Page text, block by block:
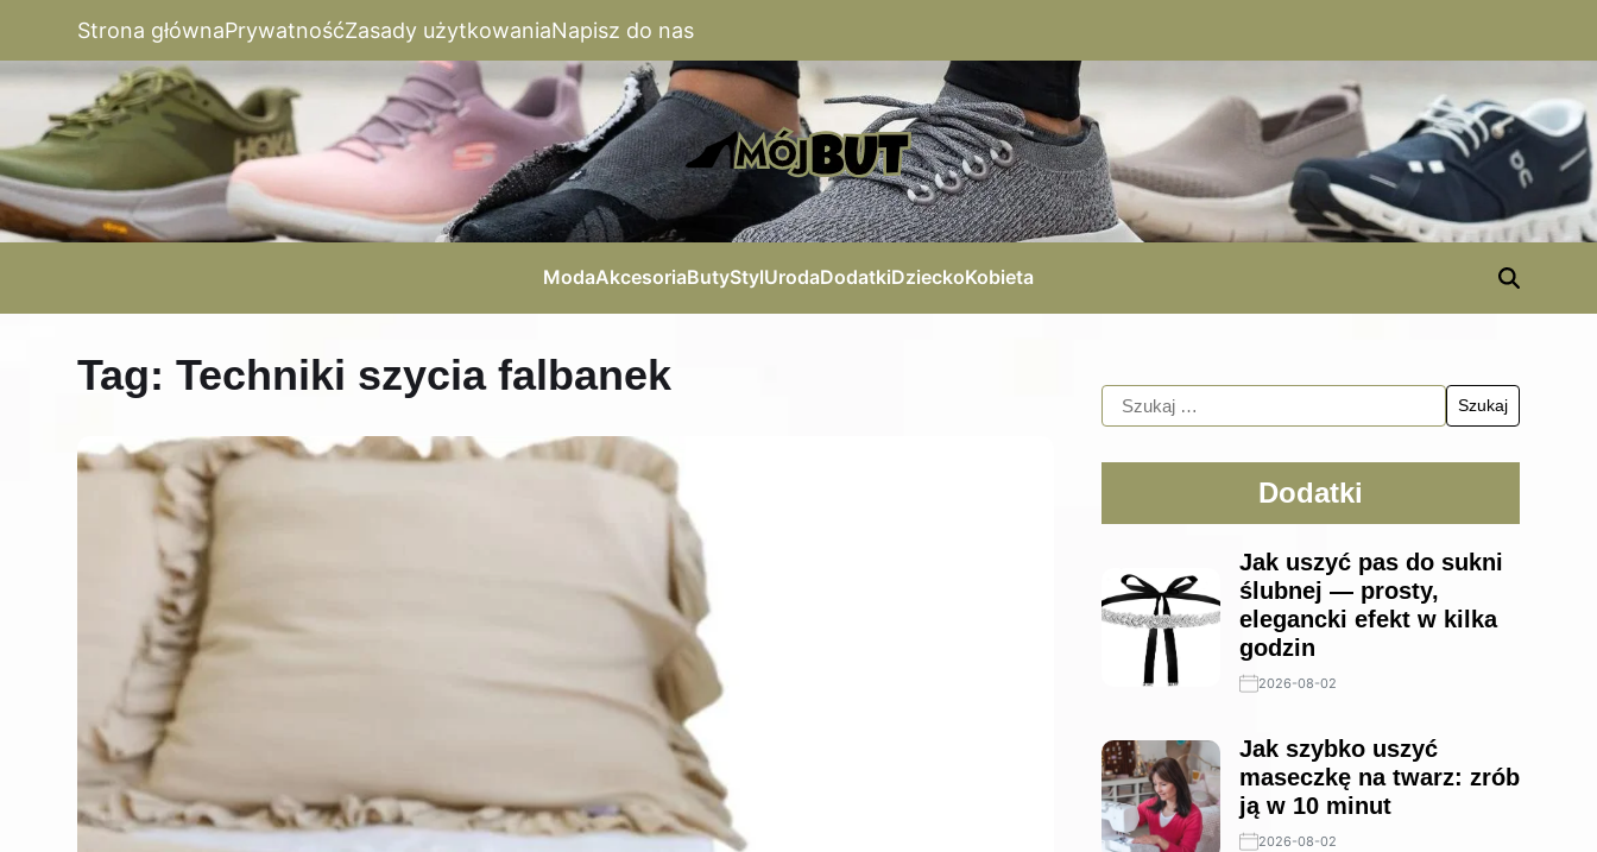
Strona głównaPrywatnośćZasady użytkowaniaNapisz do nas
ModaAkcesoriaButyStylUrodaDodatkiDzieckoKobieta
Tag: Techniki szycia falbanek
Dodatki
Jak uszyć pas do sukni
ślubnej — prosty,
elegancki efekt w kilka
godzin
2026-08-02
Jak szybko uszyć
maseczkę na twarz: zrób
ją w 10 minut
2026-08-02